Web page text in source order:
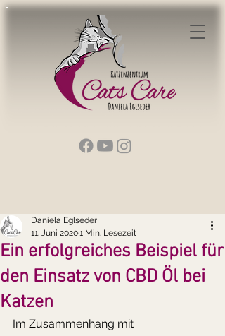
Ein erfolgreiches Beispiel für
den Einsatz von CBD Öl bei
Katzen
Daniela Eglseder
11. Juni 20201 Min. Lesezeit
Im Zusammenhang mit